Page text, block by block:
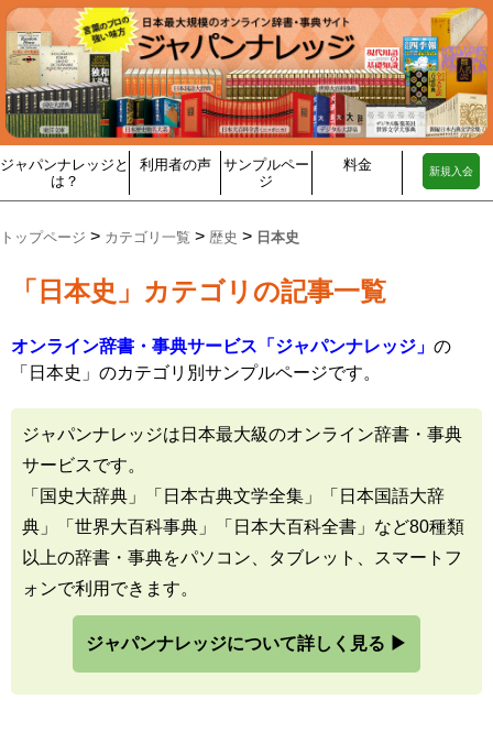
ジャパンナレッジと
は？
利用者の声
サンプルペー
ジ
料金 新規入会
トップページ > カテゴリ一覧 > 歴史 > 日本史
「日本史」カテゴリの記事一覧
オンライン辞書・事典サービス「ジャパンナレッジ」 の
「日本史」のカテゴリ別サンプルページです。
ジャパンナレッジは日本最大級のオンライン辞書・事典
サービスです。
「国史大辞典」「日本古典文学全集」「日本国語大辞
典」「世界大百科事典」「日本大百科全書」など80種類
以上の辞書・事典をパソコン、タブレット、スマートフ
ォンで利用できます。
ジャパンナレッジについて詳しく見る ▶